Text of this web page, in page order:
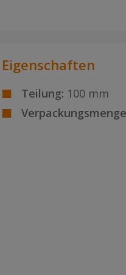
Eigenschaften
Teilung: 100 mm